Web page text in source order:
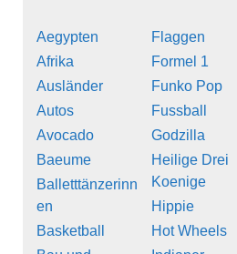
Aegypten
Afrika
Ausländer
Autos
Avocado
Baeume
Balletttänzerinn
en
Basketball
Flaggen
Formel 1
Funko Pop
Fussball
Godzilla
Heilige Drei
Koenige
Hippie
Hot Wheels